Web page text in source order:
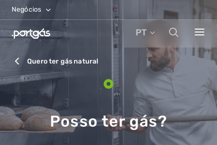
Negócios
PT
Quero ter gás natural
Posso ter gás?